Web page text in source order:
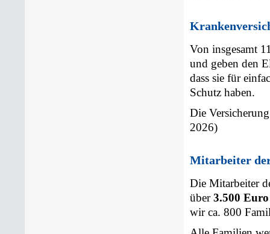
Von insgesamt
und geben den
dass sie für
Schutz haben.
Die
2026)
Mitarbeiter
Die Mitarbeiter
über3.500
wirca. 800